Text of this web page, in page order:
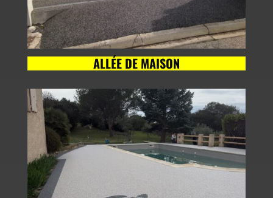
ALLÉE DE MAISON